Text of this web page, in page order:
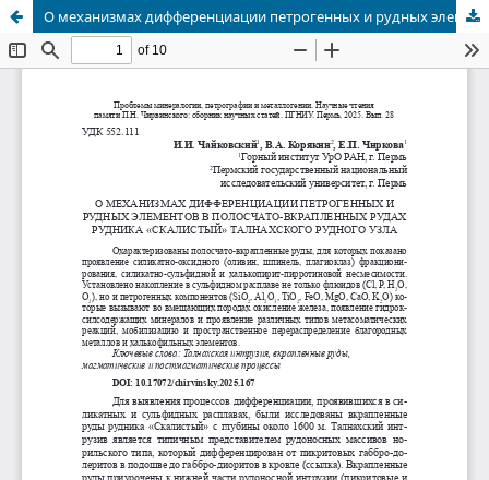
О механизмах дифференциации петрогенных и рудных элементов в полосчато-вкрапленных рудах рудника «Скалистый» Талнахского рудного узла